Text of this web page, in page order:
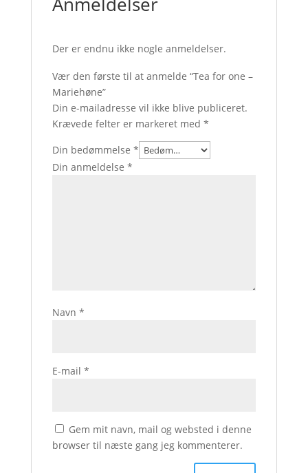
Der er endnu ikke nogle anmeldelser.
Vær den første til at anmelde “Tea for one –
Mariehøne”
Din e-mailadresse vil ikke blive publiceret.
Krævede felter er markeret med *
Din bedømmelse *
Din anmeldelse *
Navn *
E-mail *
Gem mit navn, mail og websted i denne
browser til næste gang jeg kommenterer.